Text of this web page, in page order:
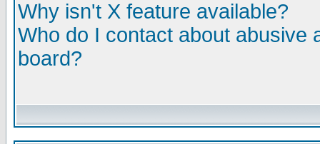
Why isn't X feature available?
Who do I contact about abusive
board?